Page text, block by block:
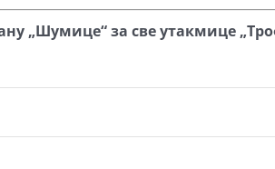
„Шумице“ за све утакмице